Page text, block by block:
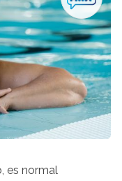
es normal